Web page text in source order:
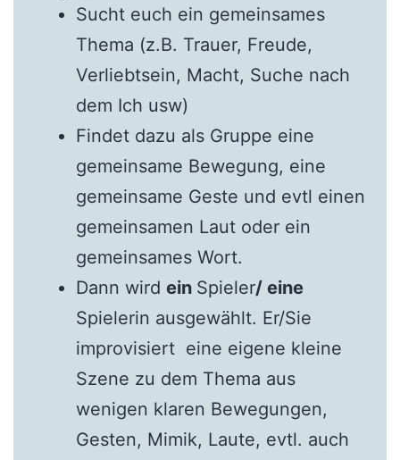
Sucht euch ein gemeinsames
Thema (z.B. Trauer, Freude,
Verliebtsein, Macht, Suche nach
dem Ich usw)
Findet dazu als Gruppe eine
gemeinsame Bewegung, eine
gemeinsame Geste und evtl einen
gemeinsamen Laut oder ein
gemeinsames Wort.
Dann wird ein Spieler/ eine
Spielerin ausgewählt. Er/Sie
improvisiert eine eigene kleine
Szene zu dem Thema aus
wenigen klaren Bewegungen,
Gesten, Mimik, Laute, evtl. auch